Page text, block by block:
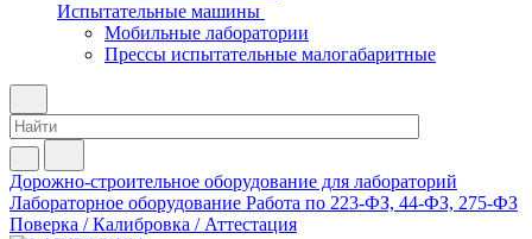
Испытательные машины
Мобильные лаборатории
Прессы испытательные малогабаритные
Дорожно-строительное оборудование для лабораторий
Лабораторное оборудование Работа по 223-ФЗ, 44-ФЗ, 275-ФЗ
Поверка / Калибровка / Аттестация